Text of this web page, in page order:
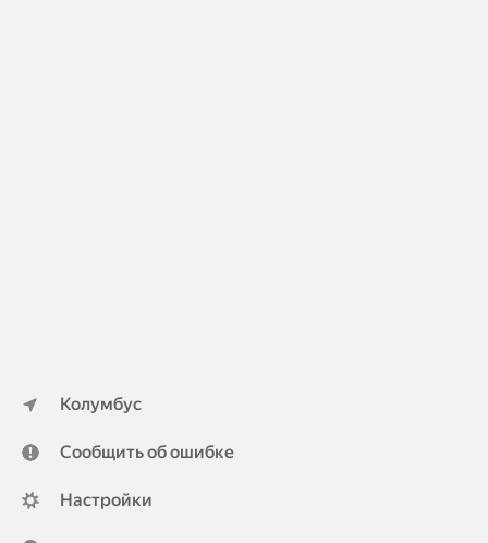
Колумбус
Сообщить об ошибке
Настройки